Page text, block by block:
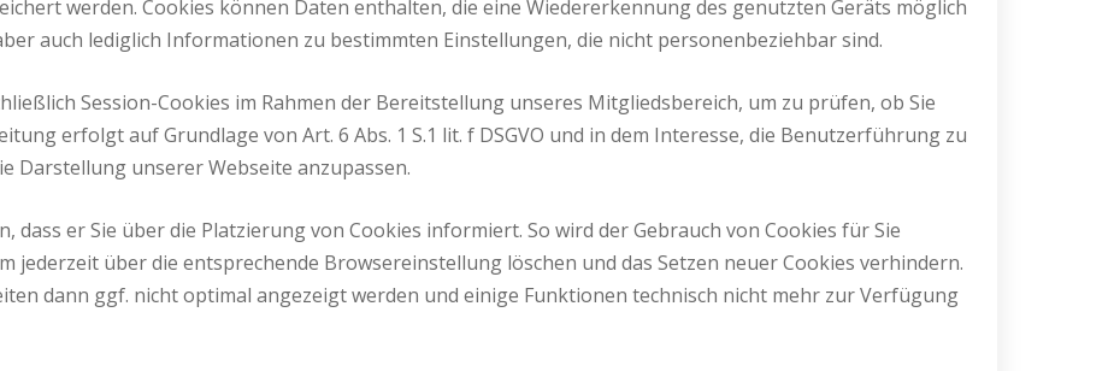
werden. Cookies können Daten enthalten, die eine Wiedererkennung des genutzten Geräts möglich
auch lediglich Informationen zu bestimmten Einstellungen, die nicht personenbeziehbar sind.
Session-Cookies im Rahmen der Bereitstellung unseres Mitgliedsbereich, um zu prüfen, ob Sie
erfolgt auf Grundlage von Art. 6 Abs. 1 S.1 lit. f DSGVO und in dem Interesse, die Benutzerführung zu
Darstellung unserer Webseite anzupassen.
dass er Sie über die Platzierung von Cookies informiert. So wird der Gebrauch von Cookies für Sie
jederzeit über die entsprechende Browsereinstellung löschen und das Setzen neuer Cookies verhindern.
dann ggf. nicht optimal angezeigt werden und einige Funktionen technisch nicht mehr zur Verfügung